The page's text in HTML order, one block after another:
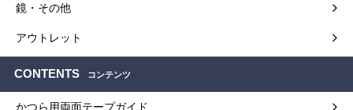
鏡・その他
アウトレット
CONTENTS コンテンツ
かつら用両面テープガイド